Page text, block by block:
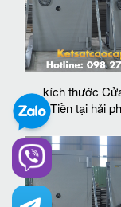
kích thước
Tiền tại hải